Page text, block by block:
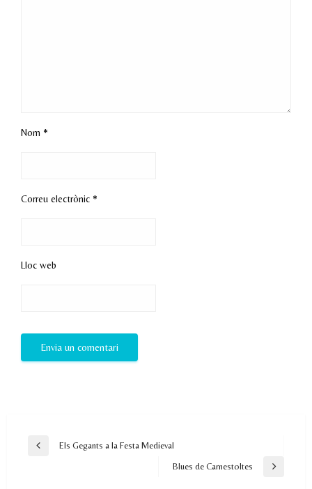
Nom *
Correu electrònic *
Lloc web
Navegació
Previous
Els Gegants a la Festa Medieval
Next
Blues de Carnestoltes